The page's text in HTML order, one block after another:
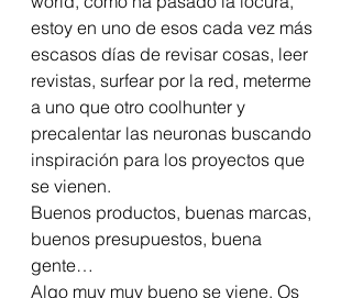
estoy en uno de esos cada vez más
escasos días de revisar cosas, leer
revistas, surfear por la red, meterme
a uno que otro coolhunter y
precalentar las neuronas buscando
inspiración para los proyectos que
se vienen.
Buenos productos, buenas marcas,
buenos presupuestos, buena
gente…
Algo muy muy bueno se viene. Os